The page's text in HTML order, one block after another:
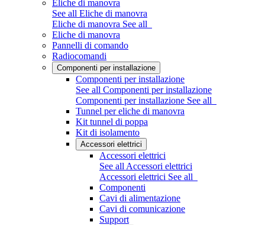
Eliche di manovra
See all Eliche di manovra
Eliche di manovra See all
Eliche di manovra
Pannelli di comando
Radiocomandi
Componenti per installazione
Componenti per installazione
See all Componenti per installazione
Componenti per installazione See all
Tunnel per eliche di manovra
Kit tunnel di poppa
Kit di isolamento
Accessori elettrici
Accessori elettrici
See all Accessori elettrici
Accessori elettrici See all
Componenti
Cavi di alimentazione
Cavi di comunicazione
Support